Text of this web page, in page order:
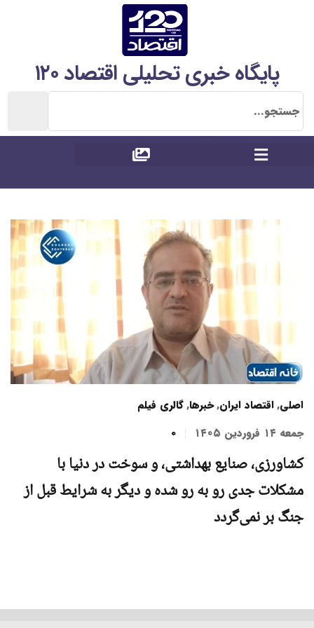
پایگاه خبری تحلیلی اقتصاد ۱۲۰
اصلی,اقتصاد ایران,خبرها,گالری فیلم
جمعه ۱۴ فروردین ۱۴۰۵
0
کشاورزی، صنایع بهداشتی، و سوخت در دنیا با
مشکلات جدی رو به رو شده و دیگر به شرایط قبل از
جنگ بر نمی‌گردد